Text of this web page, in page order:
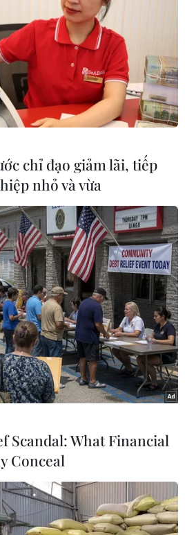
chỉ đạo giảm lãi, tiếp
nhỏ và vừa
Scandal: What Financial
Conceal